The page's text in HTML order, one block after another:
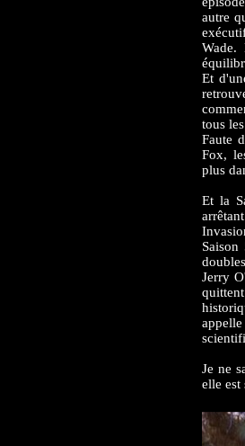
autre
Et
tous
Faute
Fox,
plus
Et la
Jerry
Je ne
elle